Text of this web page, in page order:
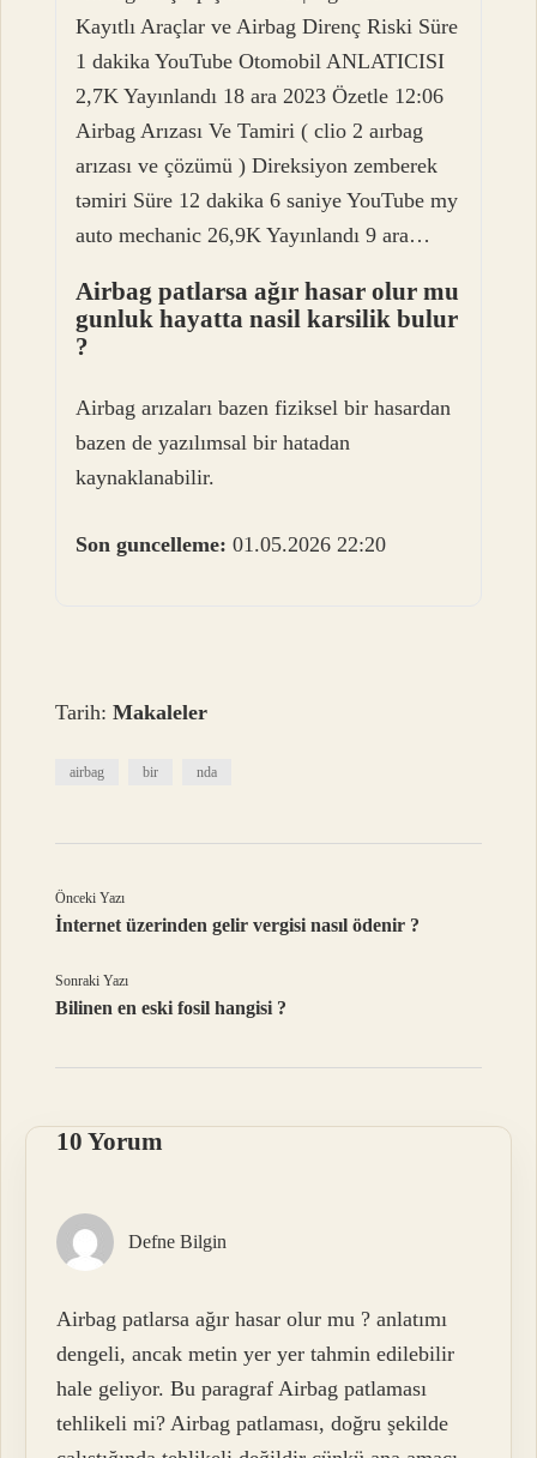
Kayıtlı Araçlar ve Airbag Direnç Riski Süre
1 dakika YouTube Otomobil ANLATICISI
2,7K Yayınlandı 18 ara 2023 Özetle 12:06
Airbag Arızası Ve Tamiri ( clio 2 aırbag
arızası ve çözümü ) Direksiyon zemberek
təmiri Süre 12 dakika 6 saniye YouTube my
auto mechanic 26,9K Yayınlandı 9 ara…
Airbag patlarsa ağır hasar olur mu
gunluk hayatta nasil karsilik bulur
?
Airbag arızaları bazen fiziksel bir hasardan
bazen de yazılımsal bir hatadan
kaynaklanabilir.
Son guncelleme: 01.05.2026 22:20
Tarih:Makaleler
airbag bir nda
Önceki Yazı
İnternet üzerinden gelir vergisi nasıl ödenir ?
Sonraki Yazı
Bilinen en eski fosil hangisi ?
10 Yorum
Defne Bilgin
Airbag patlarsa ağır hasar olur mu ? anlatımı
dengeli, ancak metin yer yer tahmin edilebilir
hale geliyor. Bu paragraf Airbag patlaması
tehlikeli mi? Airbag patlaması, doğru şekilde